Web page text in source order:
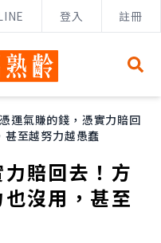
登入 註冊
憑運氣賺的錢，憑實力賠回
甚至越努力越愚蠢
賠回去！方
沒用，甚至